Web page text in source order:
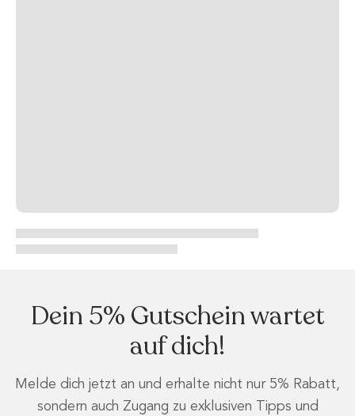
Dein 5% Gutschein wartet
auf dich!
Melde dich jetzt an und erhalte nicht nur 5% Rabatt,
sondern auch Zugang zu exklusiven Tipps und